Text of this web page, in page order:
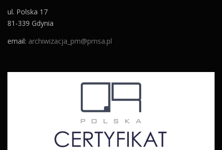
ul. Polska 17
81-339 Gdynia
email: archiwizacja_pm@pmsa.pl